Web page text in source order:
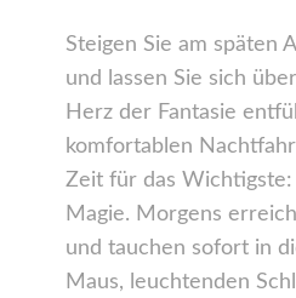
Steigen Sie am späten
und lassen Sie sich
Herz der Fantasie
komfortablen
Zeit für das Wichtigste:
Magie. Morgens
und tauchen sofort in
Maus, leuchtenden